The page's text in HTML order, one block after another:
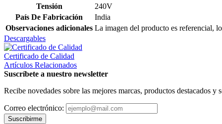
Tensión
240V
País De Fabricación
India
Observaciones adicionales La imagen del producto es referencial,
Descargables
Certificado de Calidad
Artículos Relacionados
Suscríbete a nuestro newsletter
Recibe novedades sobre las mejores marcas, productos destacados y
Correo electrónico:
Suscribirme